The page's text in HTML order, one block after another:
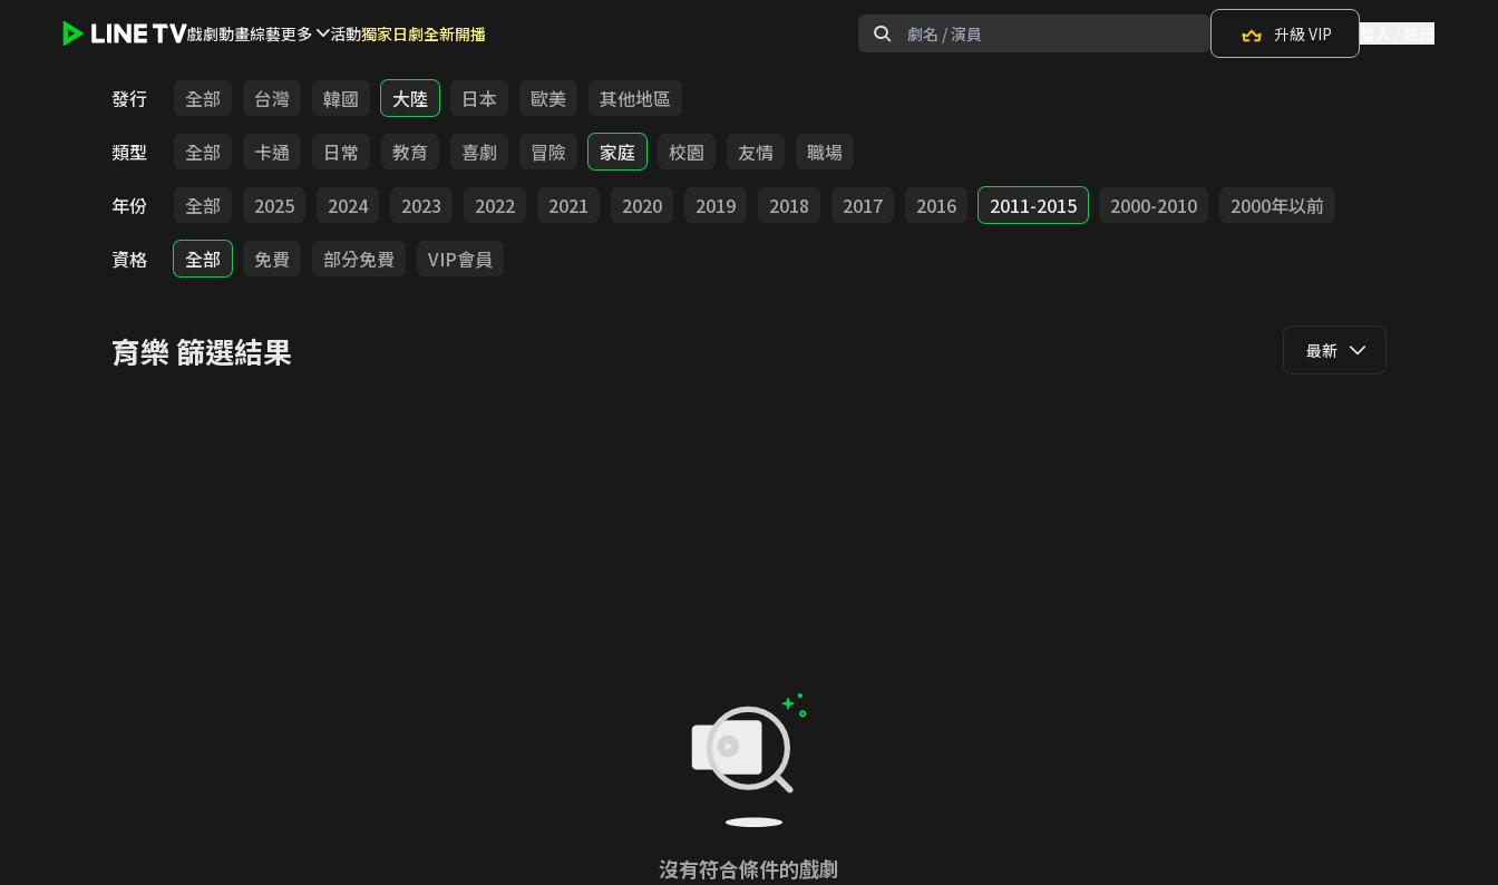
戲劇動畫綜藝更多 活動獨家日劇全新開播 升級 VIP
發行 全部 台灣 韓國 大陸 日本 歐美
其他地區
類型
全部 卡通 日常 教育 喜劇 冒險 家庭 校園 友情
職場
年份
全部 2025 2024 2023 2022 2021 2020 2019 2018 2017 2016 2011-2015 2000-2010
2000年以前
資格
全部 免費 部分免費 VIP會員
育樂 篩選結果 最新
沒有符合條件的戲劇